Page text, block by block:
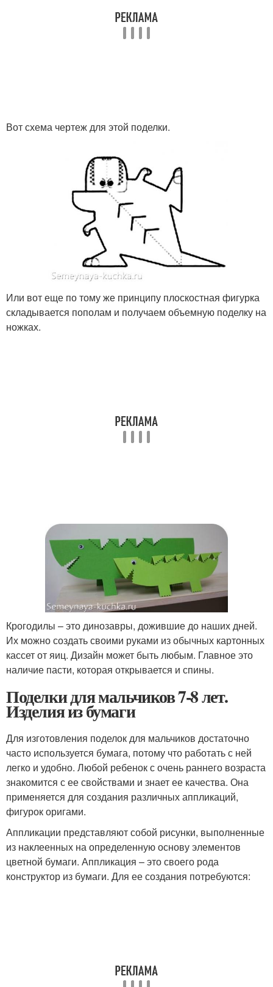
Вот схема чертеж для этой поделки.
Или вот еще по тому же принципу плоскостная фигурка
складывается пополам и получаем объемную поделку на
ножках.
Крогодилы – это динозавры, дожившие до наших дней.
Их можно создать своими руками из обычных картонных
кассет от яиц. Дизайн может быть любым. Главное это
наличие пасти, которая открывается и спины.
Поделки для мальчиков 7-8 лет.
Изделия из бумаги
Для изготовления поделок для мальчиков достаточно
часто используется бумага, потому что работать с ней
легко и удобно. Любой ребенок с очень раннего возраста
знакомится с ее свойствами и знает ее качества. Она
применяется для создания различных аппликаций,
фигурок оригами.
Аппликации представляют собой рисунки, выполненные
из наклеенных на определенную основу элементов
цветной бумаги. Аппликация – это своего рода
конструктор из бумаги. Для ее создания потребуются: